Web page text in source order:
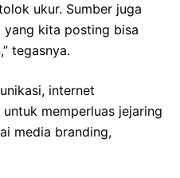
ukur. Sumber juga
yang kita posting bisa
tegasnya.
internet
memperluas jejaring
media branding,